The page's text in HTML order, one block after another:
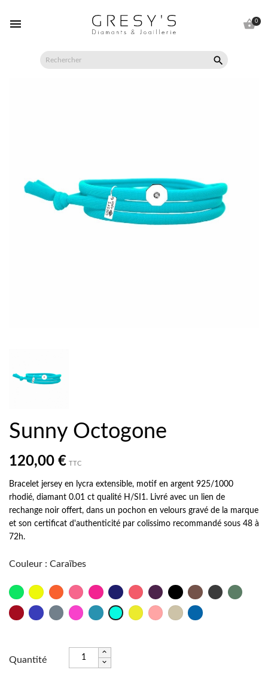
 0

Sunny Octogone
120,00 € TTC
Bracelet jersey en lycra extensible, motif en argent 925/1000
rhodié, diamant 0.01 ct qualité H/SI1. Livré avec un lien de
rechange noir offert, dans un pochon en velours gravé de la marque
et son certificat d'authenticité par colissimo recommandé sous 48 à
72h.
Couleur : Caraïbes
Vert
Fluo
Jaune
Fluo
Orange
Fluo
Rose
Fluo
FushiaMarinePsychoBordeaux
Noir TaupeAnthraciteMilitaire
RougeOutre
Mer
TitaneRose
Shock
LagonCaraïbesBrésil
Frutti
Fluo
Sable
Bleu
Océan
Quantité